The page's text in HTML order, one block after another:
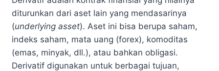
diturunkan dari aset lain yang mendasarinya
(underlying asset). Aset ini bisa berupa saham,
indeks saham, mata uang (forex), komoditas
(emas, minyak, dll.), atau bahkan obligasi.
Derivatif digunakan untuk berbagai tujuan,